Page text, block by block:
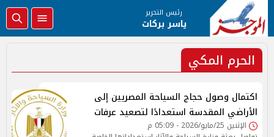
رئيس التحرير
ياسر بركات
الحرم المكي
اكتمال وصول حجاج السياحة المصريين إلى
الأراضي المقدسة استعدادًا لتصعيد عرفات
الإثنين 25/مايو/2026 - 05:09 م